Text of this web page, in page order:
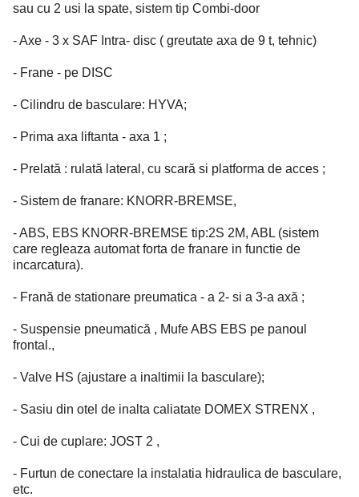
sau cu 2 usi la spate, sistem tip Combi-door
- Axe - 3 x SAF Intra- disc ( greutate axa de 9 t, tehnic)
- Frane - pe DISC
- Cilindru de basculare: HYVA;
- Prima axa liftanta - axa 1 ;
- Prelată : rulată lateral, cu scară si platforma de acces ;
- Sistem de franare: KNORR-BREMSE,
- ABS, EBS KNORR-BREMSE tip:2S 2M, ABL (sistem
care regleaza automat forta de franare in functie de
incarcatura).
- Frană de stationare preumatica - a 2- si a 3-a axă ;
- Suspensie pneumatică , Mufe ABS EBS pe panoul
frontal.,
- Valve HS (ajustare a inaltimii la basculare);
- Sasiu din otel de inalta caliatate DOMEX STRENX ,
- Cui de cuplare: JOST 2 ,
- Furtun de conectare la instalatia hidraulica de basculare,
etc.